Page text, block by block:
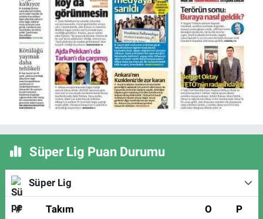
Süper Lig Puan Durumu
Süper Lig
# Takım O P